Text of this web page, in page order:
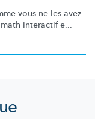
vous ne les avez
interactif e...